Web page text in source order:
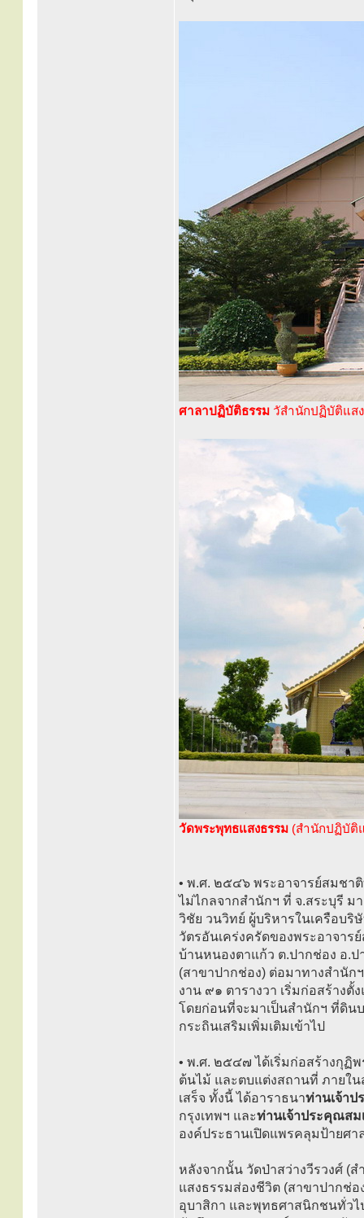
ศาลาปฏิบัติธรรม วัสำนักปฏิบัติแส
วัดพระพุทธแสงธรรม (สำนักปฏิบัติ
• พ.ศ. ๒๕๔๖ พระอาจารย์สมชา
ไม่ไกลจากสำนักฯ ที่ จ.สระบุรี
วิชัย วนวิทย์ ผู้บริหารในเครือบ
วัตรอันเคร่งครัดของพระอาจา
บ้านหนองตาแก้ว ต.ปากช่อง อ.
(สาขาปากช่อง) ต่อมาทางสำนั
งาน ๙๑ ตารางวา เริ่มก่อสร้าง
โดยก่อนที่จะมาเป็นสำนักฯ ที่ดิน
กระถินเสริมเพิ่มเติมเข้าไป
• พ.ศ. ๒๕๔๗ ได้เริ่มก่อสร้างกุฏิ
ต้นไม้ และตบแต่งสถานที่ ภายใ
เสร็จ ทั้งนี้ ได้อาราธนาท่านเจ้าป
กรุงเทพฯ และท่านเจ้าประคุณสม
องค์ประธานเปิดแพรคลุมป้ายศ
หลังจากนั้น วัดป่าสว่างวีรวงศ์ (
แสงธรรมส่องชีวิต (สาขาปากช่
อุบาสิกา และพุทธศาสนิกชนทั่วไ